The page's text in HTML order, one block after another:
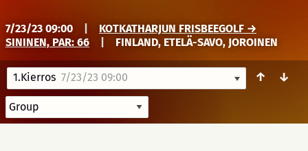
7/23/23 09:00
KOTKATHARJUN FRISBEEGOLF →
SININEN, PAR: 66
FINLAND, ETELÄ-SAVO, JOROINEN
1.Kierros 7/23/23 09:00 ↑ ↓